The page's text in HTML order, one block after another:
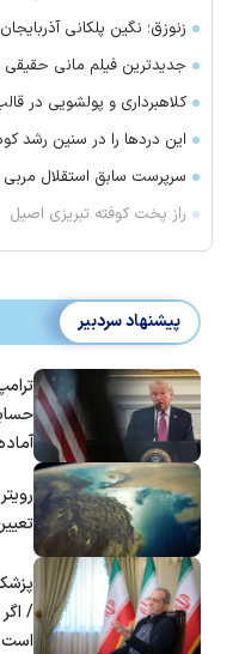
زنوزق؛ نگین پلکانی آذربایجان
جدیدترین فیلم مانی حقیقی
کلاهبرداری و پولشویی در
این درد‌ها را در سنین رشد
سرپرست سابق استقلال
راز پخت کوفته تبریزی اصیل
پیشنهاد سردبیر
/
است